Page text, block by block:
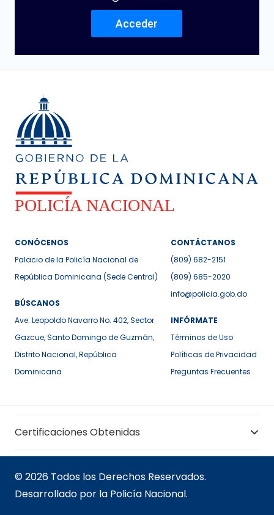
Acceder
CONÓCENOS
Palacio de la Policía Nacional de
República Dominicana (Sede Central)
BÚSCANOS
Ave. Leopoldo Navarro No. 402, Sector
Gazcue, Santo Domingo de Guzmán,
Distrito Nacional, República
Dominicana
CONTÁCTANOS
(809) 682-2151
(809) 685-2020
info@policia.gob.do
INFÓRMATE
Términos de Uso
Políticas de Privacidad
Preguntas Frecuentes
Certificaciones Obtenidas
© 2026 Todos los Derechos Reservados.
Desarrollado por la Policía Nacional.